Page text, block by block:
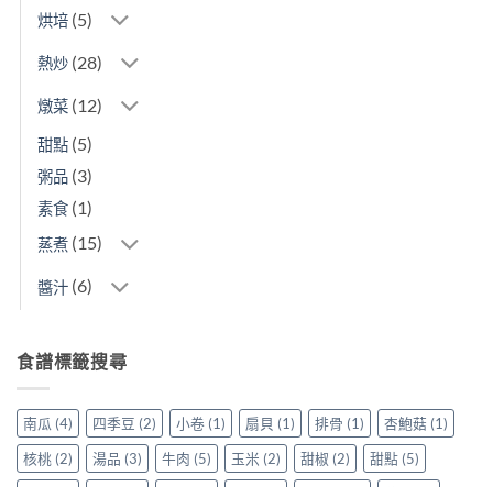
烘培 (5)
熱炒 (28)
燉菜 (12)
甜點 (5)
粥品 (3)
素食 (1)
蒸煮 (15)
醬汁 (6)
食譜標籤搜尋
南瓜 (4) 四季豆 (2) 小卷 (1) 扇貝 (1) 排骨 (1) 杏鮑菇 (1)
核桃 (2) 湯品 (3) 牛肉 (5) 玉米 (2) 甜椒 (2) 甜點 (5)